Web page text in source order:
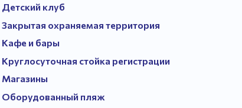
Детский клуб
Закрытая охраняемая территория
Кафе и бары
Круглосуточная стойка регистрации
Магазины
Оборудованный пляж